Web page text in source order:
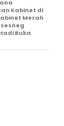
Kabinet di
Merah
Buka